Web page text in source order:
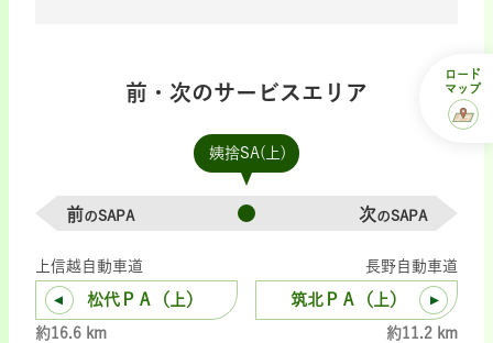
前・次のサービスエリア
姨捨SA(上)
前のSAPA 次のSAPA
上信越自動車道
松代ＰＡ（上）
約16.6 km
長野自動車道
筑北ＰＡ（上）
約11.2 km
ロード
マップ